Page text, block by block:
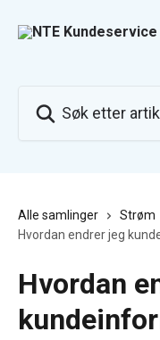
Alle samlinger Strøm
Hvordan endrer jeg
Hvordan